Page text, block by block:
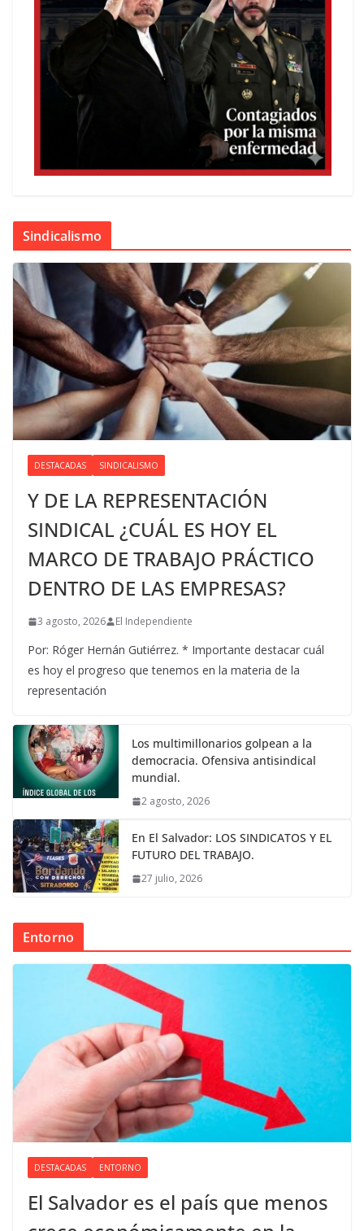
Sindicalismo
DESTACADAS SINDICALISMO
Y DE LA REPRESENTACIÓN
SINDICAL ¿CUÁL ES HOY EL
MARCO DE TRABAJO PRÁCTICO
DENTRO DE LAS EMPRESAS?
3 agosto, 2026 El Independiente
Por: Róger Hernán Gutiérrez. * Importante destacar cuál
es hoy el progreso que tenemos en la materia de la
representación
Los multimillonarios golpean a la
democracia. Ofensiva antisindical
mundial.
2 agosto, 2026
En El Salvador: LOS SINDICATOS Y EL
FUTURO DEL TRABAJO.
27 julio, 2026
Entorno
DESTACADAS ENTORNO
El Salvador es el país que menos